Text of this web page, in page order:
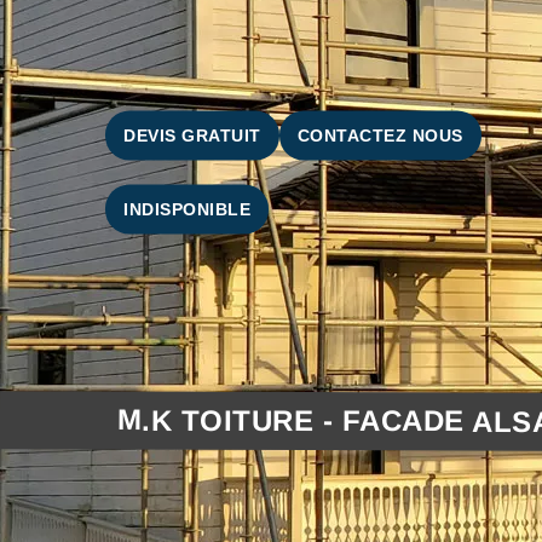
DEVIS GRATUIT CONTACTEZ NOUS
INDISPONIBLE
M.K TOITURE - FACADE